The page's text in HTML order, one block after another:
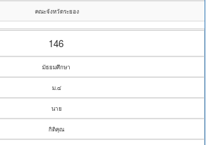
คณะจังหวัดระยอง
146
มัธยมศึกษา
ม.๔
นาย
กิติคุณ